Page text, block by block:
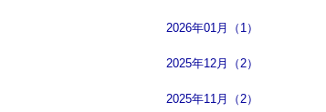
2026年01月（1）
2025年12月（2）
2025年11月（2）